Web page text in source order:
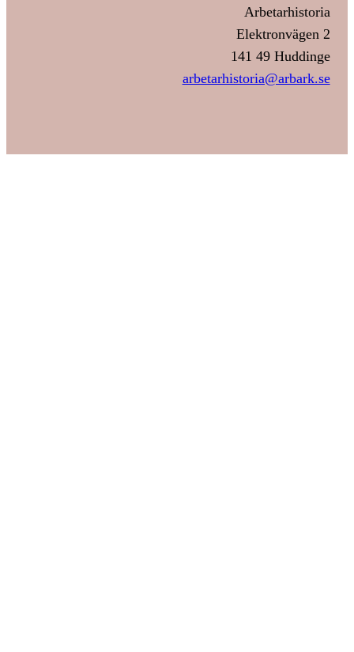
Arbetarhistoria
Elektronvägen 2
141 49 Huddinge
arbetarhistoria@arbark.se